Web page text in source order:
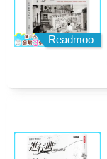
Readmoo